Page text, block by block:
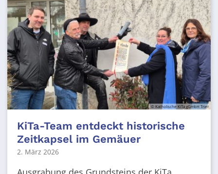
© Katholische KiTa gGmbH Trier
KiTa-Team entdeckt historische
Zeitkapsel im Gemäuer
2. März 2026